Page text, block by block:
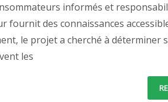
informés et
fournit des connaissances
le projet a cherché à déterminer
les